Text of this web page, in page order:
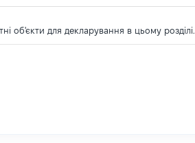
об'єкти для декларування в цьому розділі.